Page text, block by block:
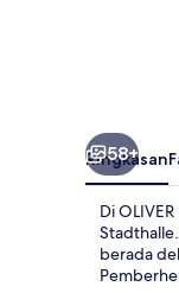
58+
Ringkasan
Di
berada